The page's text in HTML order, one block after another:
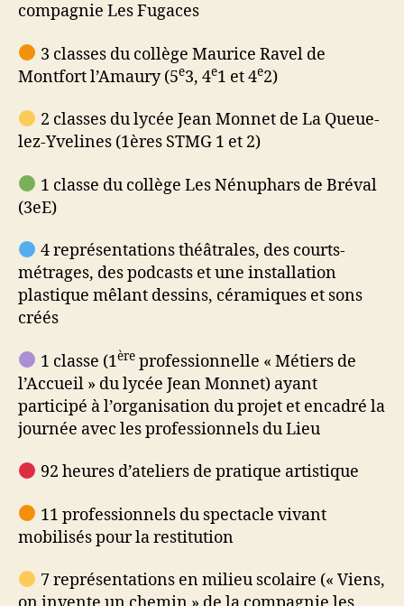
compagnie Les Fugaces
3 classes du collège Maurice Ravel de
Montfort l’Amaury (5e3, 4e1 et 4e2)
2 classes du lycée Jean Monnet de La Queue-
lez-Yvelines (1ères STMG 1 et 2)
1 classe du collège Les Nénuphars de Bréval
(3eE)
4 représentations théâtrales, des courts-
métrages, des podcasts et une installation
plastique mêlant dessins, céramiques et sons
créés
1 classe (1èreprofessionnelle « Métiers de
l’Accueil » du lycée Jean Monnet) ayant
participé à l’organisation du projet et encadré la
journée avec les professionnels du Lieu
92 heures d’ateliers de pratique artistique
11 professionnels du spectacle vivant
mobilisés pour la restitution
7 représentations en milieu scolaire (« Viens,